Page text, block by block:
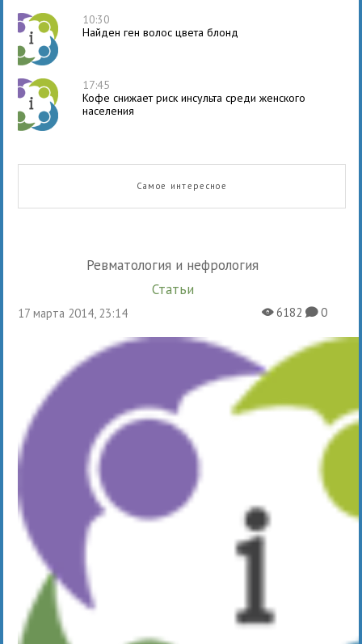
10:30
Найден ген волос цвета блонд
17:45
Кофе снижает риск инсульта среди женского
населения
Самое интересное
Ревматология и нефрология
Статьи
17 марта 2014, 23:14 X6182K0